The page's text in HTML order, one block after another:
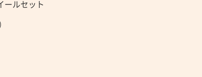
ールセット